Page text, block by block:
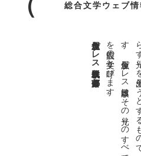
総合文学ウェブ
。
金魚屋プレス日本版代表 齋藤都